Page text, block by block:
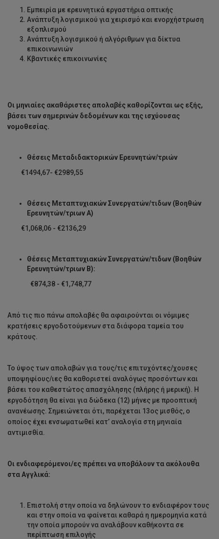
Εμπειρία με ερευνητικά εργαστήρια οπτικής
Ανάπτυξη λογισμικού για χειρισμό και ενορχήστρωση
εξοπλισμού
Ανάπτυξη λογισμικού ή αλγόριθμων για δίκτυα
επικοινωνιών
Κβαντικές επικοινωνίες
Οι μηνιαίες ακαθάριστες απολαβές καθορίζονται ως εξής,
βάσει των σημερινών δεδομένων και της ισχύουσας
νομοθεσίας.
Θέσεις Μεταδιδακτορικών Ερευνητών/τριών
€1494,67- €2989,55
Θέσεις Μεταπτυχιακών Συνεργατών/τιδων (Βοηθών
Ερευνητών/τριων Α)
€1,068,06 - €2136,29
Θέσεις Μεταπτυχιακών Συνεργατών/τιδων (Βοηθών
Ερευνητών/τριων Β):
€874,38 - €1,748,77
Από τις πιο πάνω απολαβές θα αφαιρούνται οι νόμιμες
κρατήσεις εργοδοτούμενων στα διάφορα ταμεία του
κράτους.
Το ύψος των απολαβών για τους/τις επιτυχόντες/χουσες
υποψηφίους/ιες θα καθοριστεί αναλόγως προσόντων και
βάσει του καθεστώτος απασχόλησης (πλήρης ή μερική). Η
εργοδότηση θα είναι για δώδεκα (12) μήνες με προοπτική
ανανέωσης. Σημειώνεται ότι, παρέχεται 13ος μισθός, ο
οποίος έχει ενσωματωθεί κατ’ αναλογία στη μηνιαία
αντιμισθία.
Οι ενδιαφερόμενοι/ες πρέπει να υποβάλουν τα ακόλουθα
στα Αγγλικά:
Επιστολή στην οποία να δηλώνουν το ενδιαφέρον τους
και στην οποία να φαίνεται καθαρά η ημερομηνία κατά
την οποία μπορούν να αναλάβουν καθήκοντα σε
περίπτωση επιλογής